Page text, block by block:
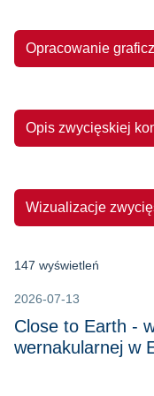
Opracowanie
Opis zwycięskiej
Wizualizacje
147 wyświetleń
2026-07-13
Close to Earth -
wernakularnej w